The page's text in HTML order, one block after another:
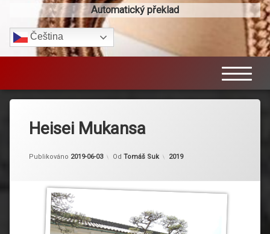
Automatický překlad
Čeština‎
Heisei Mukansa
Publikováno 2019-06-03 Od Tomáš Suk Kategorie:
2019